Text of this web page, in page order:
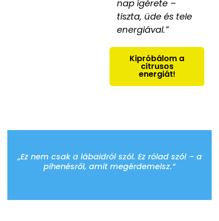
nap ígérete –
tiszta, üde és tele
energiával.”
Kipróbálom a
citrusos
energiát!
„Ez nem csak a lábaidról szól. Ez rólad szól – a
pihenésről, amit megérdemelsz.”